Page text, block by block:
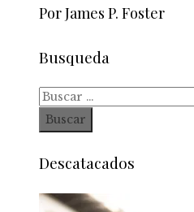
Por James P. Foster
Busqueda
Buscar:
Descatacados